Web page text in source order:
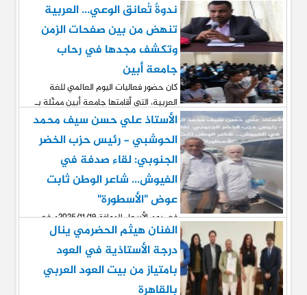
ندوةٌ تُعانق الوعي… العربية
تنهض من بين صفحات الزمن
وتكشف مجدها في رحاب
جامعة أبين
كان حضور فعاليات اليوم العالمي للغة
العربية، التي أقامتها جامعة أبين ممثّلة بـ
كلية
الأستاذ علي حسن سيف محمد
الحوشبي - رئيس حزب الخضر
الجنوبي: لقاء صدفة في
الفيوش... شاعر الوطن ثابت
عوض "الأسطورة"
في يوم الأربعاء الموافق٢٠٢٥/١١/١٩م في
تمام الساعة الواحدة ظهراً في مدينة
الفيوش
الفنان هيثم الحضرمي ينال
درجة الأستاذية في العود
بامتياز من بيت العود العربي
بالقاهرة